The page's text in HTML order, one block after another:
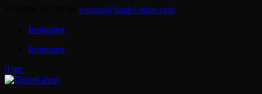
contact@daniel-shop.com
Instagram
Instagram
0 шт.